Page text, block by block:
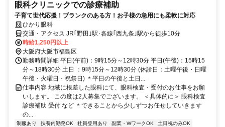
眼科クリニックでの診療補助
子育て世代応援！ブランクのある方！お子様の急用にも柔軟に対応
ひかり眼科
交通・アクセス JR｢野田｣駅･各線｢西九条｣駅から徒歩10分
時給1,250円以上
大阪府大阪市福島区
勤務時間詳細 平日(午前)：9時15分～12時30分 平日(午後)：15時15
分～18時30分 土日 ：9時15分～12時30分 (休診日：土曜午後・日曜
午後・火曜日・祝祭日) ＊平日の午後と土日...
仕事内容 地域に根差した眼科にて、眼科検査・受付のお仕事をお願
いします。 この度は2人募集でございます。 ＜具体的に＞ 眼科検査
診療補助 受付 など ＊できることから少しずつお任せしていきます
の...
制服あり 扶養内勤務OK 社員登用あり 副業・WワークOK
土日祝のみOK